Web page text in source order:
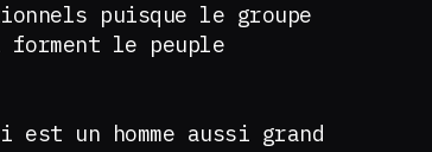
puisque le groupe
le peuple
un homme aussi grand